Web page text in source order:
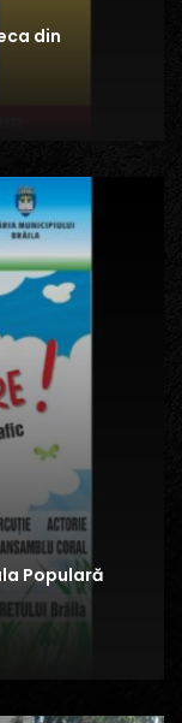
din
Populară